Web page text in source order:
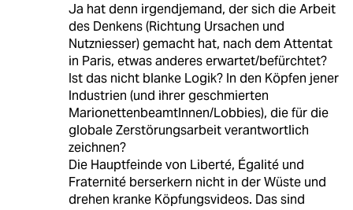
Ja hat denn irgendjemand, der sich die Arbeit
des Denkens (Richtung Ursachen und
Nutzniesser) gemacht hat, nach dem Attentat
in Paris, etwas anderes erwartet/befürchtet?
Ist das nicht blanke Logik? In den Köpfen jener
Industrien (und ihrer geschmierten
MarionettenbeamtInnen/Lobbies), die für die
globale Zerstörungsarbeit verantwortlich
zeichnen?
Die Hauptfeinde von Liberté, Égalité und
Fraternité berserkern nicht in der Wüste und
drehen kranke Köpfungsvideos. Das sind